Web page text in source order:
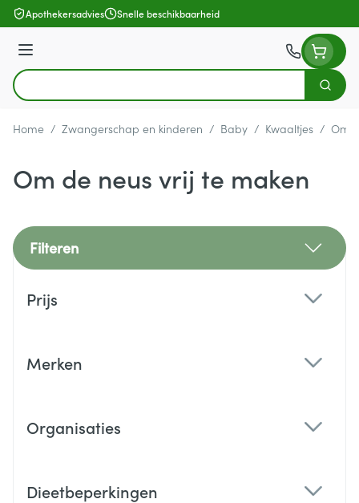
Ga naar de inhoud
Apothekersadvies Snelle beschikbaarheid
Menu
Product, merk, categorie...
Zoek
Home / Zwangerschap en kinderen / Baby / Kwaaltjes / Om
Om de neus vrij te maken
Filteren
Prijs
Merken
Organisaties
Dieetbeperkingen